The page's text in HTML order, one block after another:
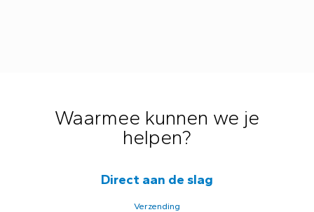
Waarmee kunnen we je
helpen?
Direct aan de slag
Verzending